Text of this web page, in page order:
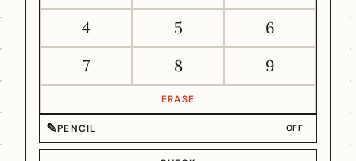
4
5
6
7
8 9
ERASE
✎PENCIL OFF